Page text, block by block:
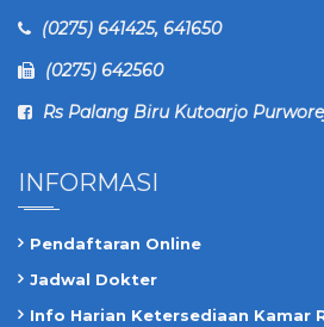
(0275) 641425, 641650
(0275) 642560
Rs Palang Biru Kutoarjo
INFORMASI
Pendaftaran Online
Jadwal Dokter
Info Harian Ketersediaan Kamar